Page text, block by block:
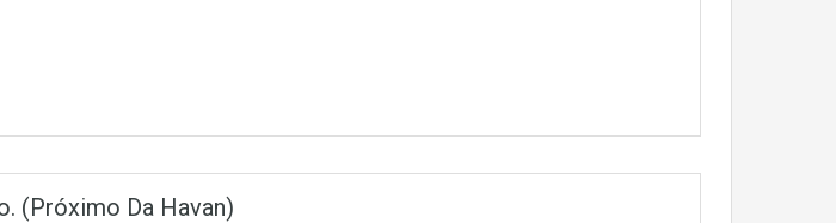
(próximo Da Havan)